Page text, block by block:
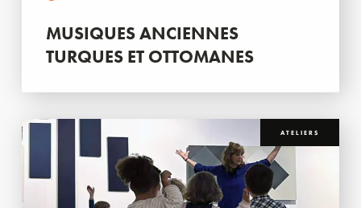
MUSIQUES ANCIENNES
TURQUES ET OTTOMANES
ATELIERS